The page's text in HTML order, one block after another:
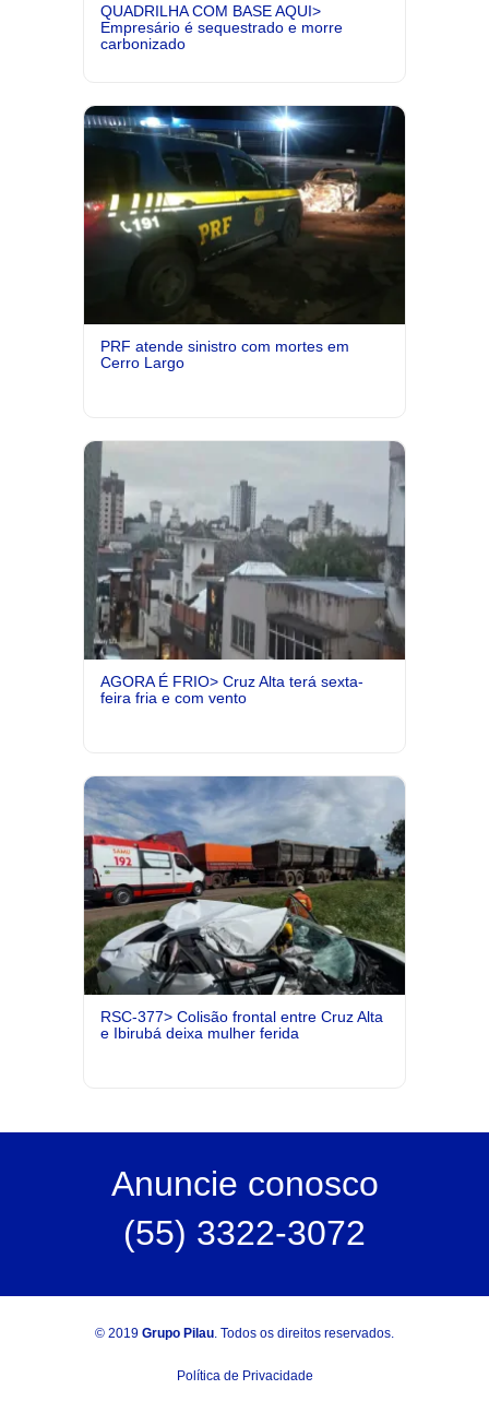
QUADRILHA COM BASE AQUI>
Empresário é sequestrado e morre
carbonizado
PRF atende sinistro com mortes em
Cerro Largo
AGORA É FRIO> Cruz Alta terá sexta-
feira fria e com vento
RSC-377> Colisão frontal entre Cruz Alta
e Ibirubá deixa mulher ferida
Anuncie conosco
(55) 3322-3072
© 2019 Grupo Pilau. Todos os direitos reservados.
Política de Privacidade